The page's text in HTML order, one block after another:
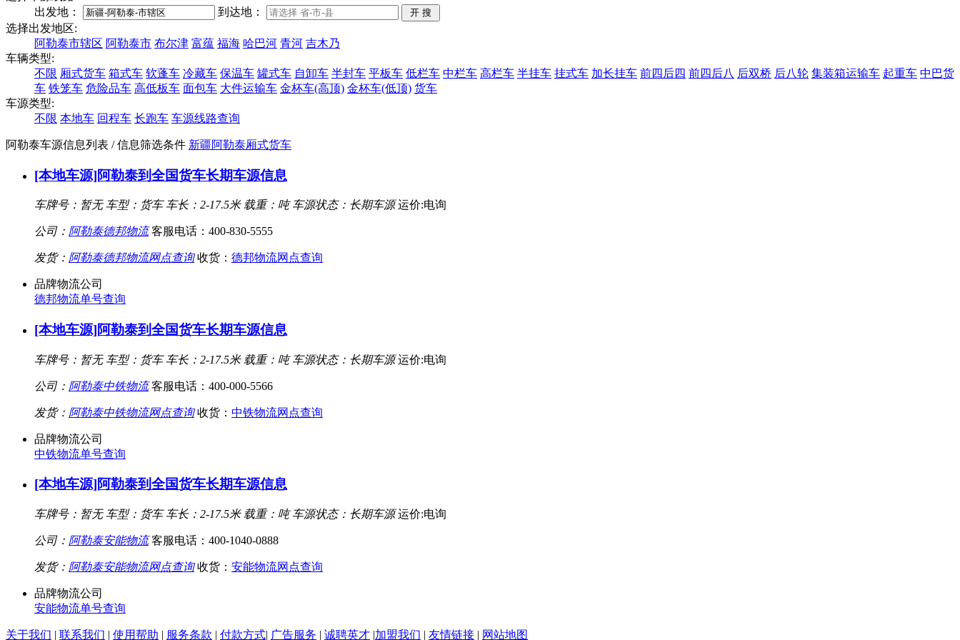
出发地：
到达地：
选择出发地区:
阿勒泰市辖区 阿勒泰市 布尔津 富蕴 福海 哈巴河 青河 吉木乃
车辆类型:
不限 厢式货车 箱式车 软蓬车 冷藏车 保温车 罐式车 自卸车 半封车 平板车 低栏车 中栏车 高栏车 半挂车 挂式车 加长挂车 前四后四 前四后八 后双桥 后八轮 集装箱运输车 起重车 中巴货
车 铁笼车 危险品车 高低板车 面包车 大件运输车 金杯车(高顶) 金杯车(低顶) 货车
车源类型:
不限 本地车 回程车 长跑车 车源线路查询
阿勒泰车源信息列表 / 信息筛选条件 新疆阿勒泰厢式货车
[本地车源]阿勒泰到全国货车长期车源信息
车牌号：暂无 车型：货车 车长：2-17.5米 载重：吨 车源状态：长期车源运价:电询
公司： 阿勒泰德邦物流客服电话：400-830-5555
发货： 阿勒泰德邦物流网点查询收货： 德邦物流网点查询
品牌物流公司
德邦物流单号查询
[本地车源]阿勒泰到全国货车长期车源信息
车牌号：暂无 车型：货车 车长：2-17.5米 载重：吨 车源状态：长期车源运价:电询
公司： 阿勒泰中铁物流客服电话：400-000-5566
发货： 阿勒泰中铁物流网点查询收货： 中铁物流网点查询
品牌物流公司
中铁物流单号查询
[本地车源]阿勒泰到全国货车长期车源信息
车牌号：暂无 车型：货车 车长：2-17.5米 载重：吨 车源状态：长期车源运价:电询
公司： 阿勒泰安能物流客服电话：400-1040-0888
发货： 阿勒泰安能物流网点查询收货： 安能物流网点查询
品牌物流公司
安能物流单号查询
关于我们 | 联系我们 | 使用帮助 | 服务条款 | 付款方式| 广告服务 | 诚聘英才 |加盟我们 | 友情链接 | 网站地图